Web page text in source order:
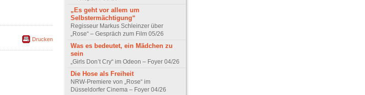
Drucken
„Es geht vor allem um
Selbstermächtigung“
Regisseur Markus Schleinzer über
„Rose“ – Gespräch zum Film 05/26
Was es bedeutet, ein Mädchen zu
sein
„Girls Don’t Cry“ im Odeon – Foyer 04/26
Die Hose als Freiheit
NRW-Premiere von „Rose“ im
Düsseldorfer Cinema – Foyer 04/26